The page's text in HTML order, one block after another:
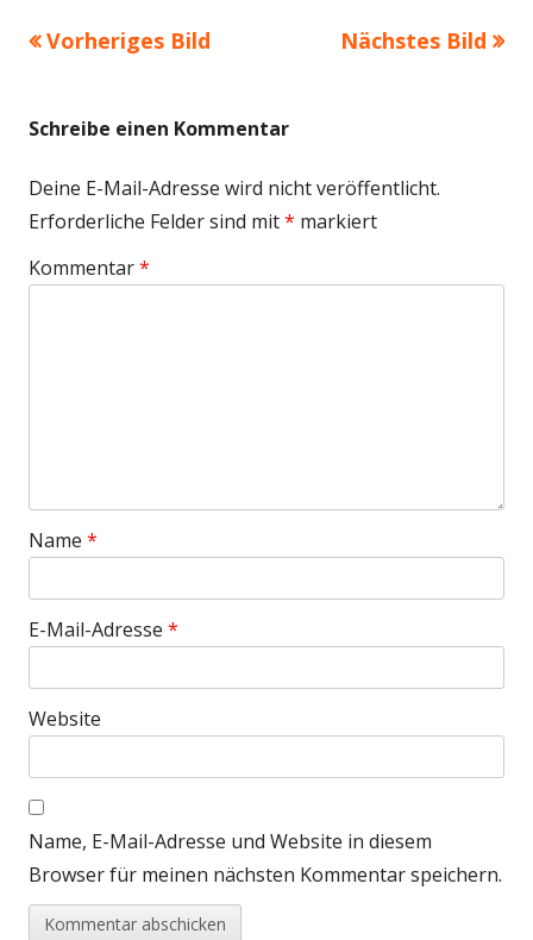
Vorheriges Bild Nächstes Bild
Schreibe einen Kommentar
Deine E-Mail-Adresse wird nicht veröffentlicht.
Erforderliche Felder sind mit* markiert
Kommentar*
Name *
E-Mail-Adresse *
Website
Name, E-Mail-Adresse und Website in diesem
Browser für meinen nächsten Kommentar speichern.